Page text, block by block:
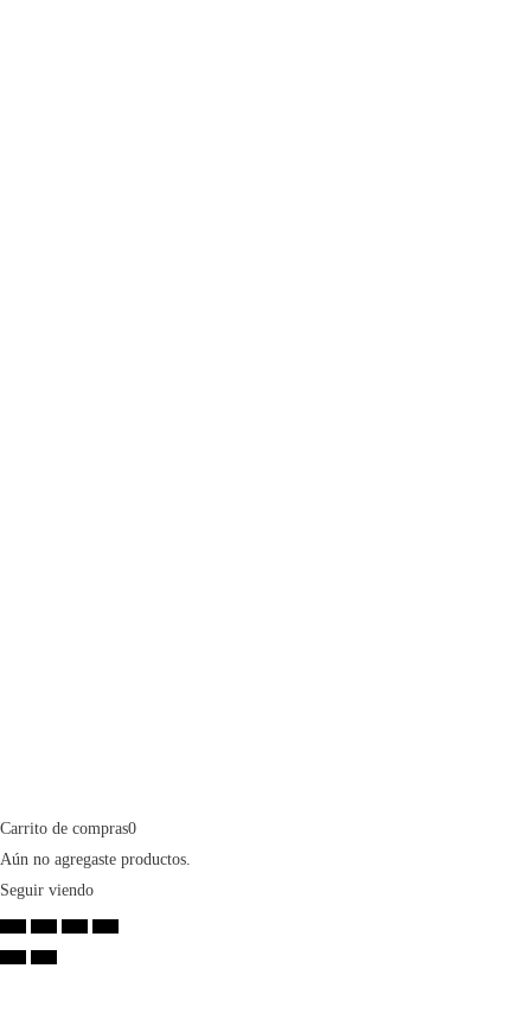
Carrito de compras0
Aún no agregaste productos.
Seguir viendo